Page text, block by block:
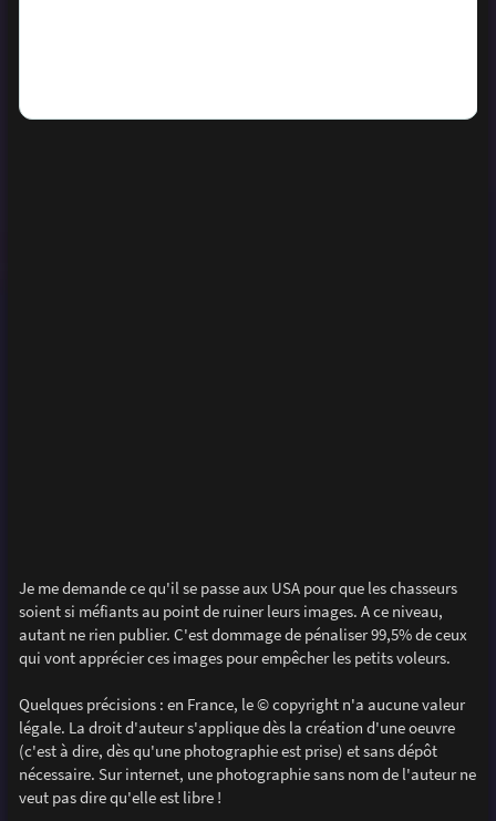
Je me demande ce qu'il se passe aux USA pour que les chasseurs
soient si méfiants au point de ruiner leurs images. A ce niveau,
autant ne rien publier. C'est dommage de pénaliser 99,5% de ceux
qui vont apprécier ces images pour empêcher les petits voleurs.
Quelques précisions : en France, le © copyright n'a aucune valeur
légale. La droit d'auteur s'applique dès la création d'une oeuvre
(c'est à dire, dès qu'une photographie est prise) et sans dépôt
nécessaire. Sur internet, une photographie sans nom de l'auteur ne
veut pas dire qu'elle est libre !